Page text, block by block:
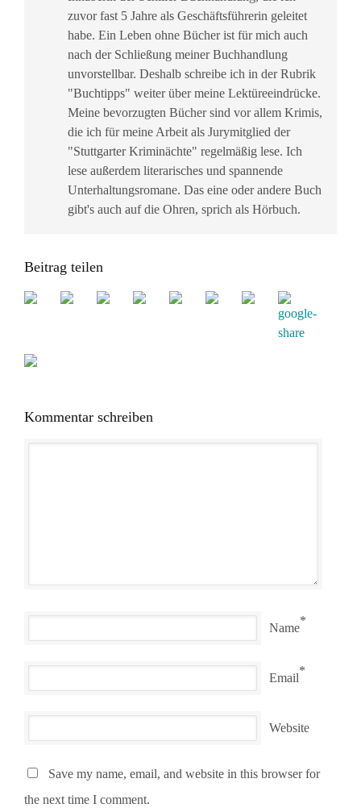
zuvor fast 5 Jahre als Geschäftsführerin geleitet
habe. Ein Leben ohne Bücher ist für mich auch
nach der Schließung meiner Buchhandlung
unvorstellbar. Deshalb schreibe ich in der Rubrik
"Buchtipps" weiter über meine Lektüreeindrücke.
Meine bevorzugten Bücher sind vor allem Krimis,
die ich für meine Arbeit als Jurymitglied der
"Stuttgarter Kriminächte" regelmäßig lese. Ich
lese außerdem literarisches und spannende
Unterhaltungsromane. Das eine oder andere Buch
gibt's auch auf die Ohren, sprich als Hörbuch.
Beitrag teilen
Kommentar schreiben
Name
*
Email
*
Website
Save my name, email, and website in this browser for
the next time I comment.